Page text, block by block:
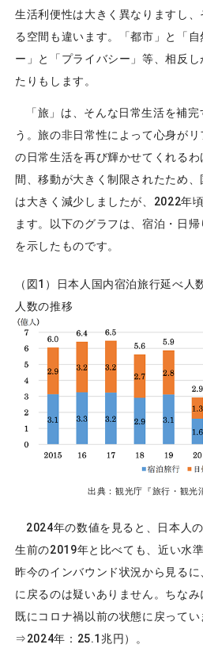
生活利便性は大きく異なりますし
る空間も違います。「都市」と「
ー」と「プライバシー」等、相反
たりもします。
「旅」は、そんな日常生活を補
う。旅の非日常性によって心身が
の日常生活を再び輝かせてくれる
間、移動が大きく制限されたため
は大きく減少しましたが、2022年
ます。以下のグラフは、宿泊・日
を示したものです。
（図1）日本人国内宿泊旅行延べ
人数の推移
出典：観光庁『旅行・観光
2024年の数値を見ると、日本人
生前の2019年と比べても、近い水
昨今のインバウンド状況から見る
に戻るのは疑いありません。ちなみ
既にコロナ禍以前の状態に戻って
⇒2024年：25.1兆円）。